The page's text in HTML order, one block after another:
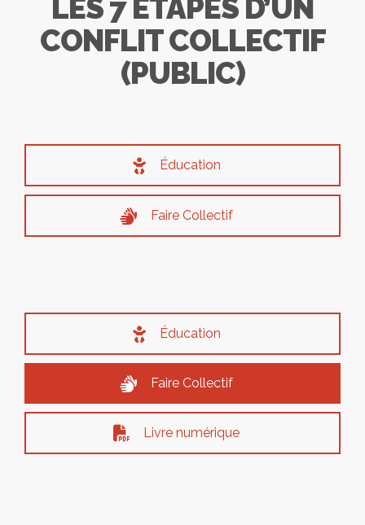
LES 7 ÉTAPES D’UN
CONFLIT COLLECTIF
(PUBLIC)
Éducation
Faire Collectif
Éducation
Faire Collectif
Livre numérique